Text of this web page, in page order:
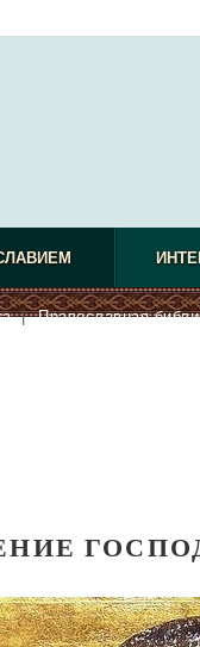
| Православная